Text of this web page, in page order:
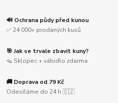
🔊 Ochrana půdy před kunou
✅ 24 000+ prodaných kusů
🎯 Jak se trvale zbavit kuny?
🪤 Sklopec + vábidlo zdarma
🚚 Doprava od 79 Kč
Odesíláme do 24 h 🇨🇿